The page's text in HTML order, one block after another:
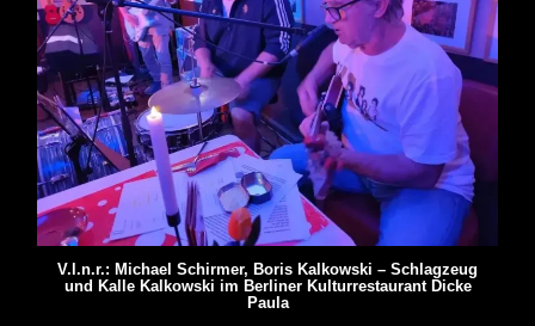
V.l.n.r.: Michael Schirmer, Boris Kalkowski – Schlagzeug
und Kalle Kalkowski im Berliner Kulturrestaurant Dicke
Paula